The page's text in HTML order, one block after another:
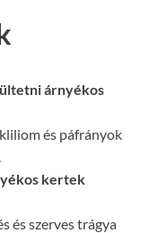
árnyékos
és páfrányok
kertek
és szerves trágya